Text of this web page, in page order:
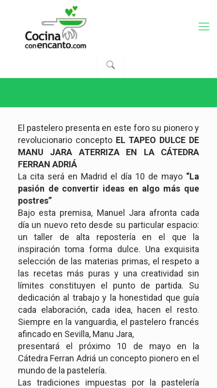
El pastelero presenta en este foro su pionero y
revolucionario concepto EL TAPEO DULCE DE
MANU JARA ATERRIZA EN LA CÁTEDRA
FERRAN ADRIÁ
La cita será en Madrid el día 10 de mayo “La
pasión de convertir ideas en algo más que
postres”
Bajo esta premisa, Manuel Jara afronta cada
día un nuevo reto desde su particular espacio:
un taller de alta repostería en el que la
inspiración toma forma dulce. Una exquisita
selección de las materias primas, el respeto a
las recetas más puras y una creatividad sin
límites constituyen el punto de partida. Su
dedicación al trabajo y la honestidad que guía
cada elaboración, cada idea, hacen el resto.
Siempre en la vanguardia, el pastelero francés
afincado en Sevilla, Manu Jara,
presentará el próximo 10 de mayo en la
Cátedra Ferran Adriá un concepto pionero en el
mundo de la pastelería.
Las tradiciones impuestas por la pastelería